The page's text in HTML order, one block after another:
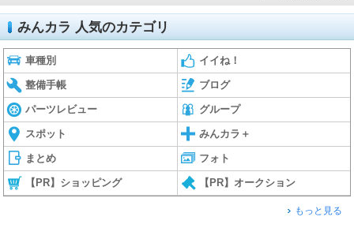
みんカラ 人気のカテゴリ
車種別 イイね！
整備手帳 ブログ
パーツレビュー グループ
スポット みんカラ＋
まとめ フォト
【PR】ショッピング 【PR】オークション
もっと見る